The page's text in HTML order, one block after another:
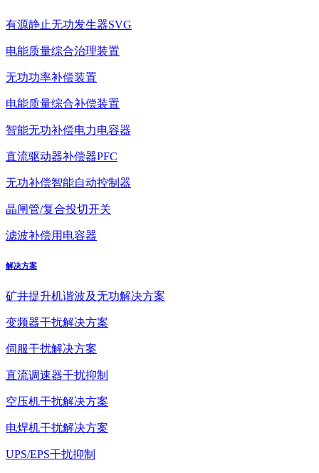
有源静止无功发生器SVG
电能质量综合治理装置
无功功率补偿装置
电能质量综合补偿装置
智能无功补偿电力电容器
直流驱动器补偿器PFC
无功补偿智能自动控制器
晶闸管/复合投切开关
滤波补偿用电容器
解决方案
矿井提升机谐波及无功解决方案
变频器干扰解决方案
伺服干扰解决方案
直流调速器干扰抑制
空压机干扰解决方案
电焊机干扰解决方案
UPS/EPS干扰抑制